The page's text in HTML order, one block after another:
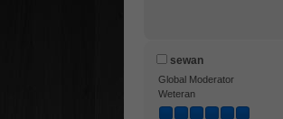
sewan
Global Moderator
Weteran